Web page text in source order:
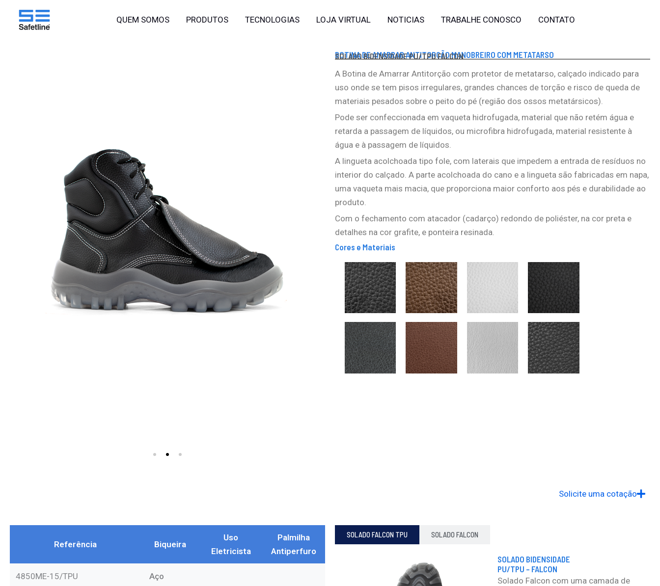
conteúdo
QUEM SOMOS PRODUTOS TECNOLOGIAS LOJA VIRTUAL NOTICIAS TRABALHE CONOSCO CONTATO
BOTINA DE AMARRAR ANTITORÇÃO MANOBREIRO COM METATARSO
SOLADO BIDENSIDADE PU/TPU FALCON
A Botina de Amarrar Antitorção com protetor de metatarso, calçado indicado para
uso onde se tem pisos irregulares, grandes chances de torção e risco de queda de
materiais pesados sobre o peito do pé (região dos ossos metatársicos).
Pode ser confeccionada em vaqueta hidrofugada, material que não retém água e
retarda a passagem de líquidos, ou microfibra hidrofugada, material resistente à
água e à passagem de líquidos.
A lingueta acolchoada tipo fole, com laterais que impedem a entrada de resíduos no
interior do calçado. A parte acolchoada do cano e a lingueta são fabricadas em napa,
uma vaqueta mais macia, que proporciona maior conforto aos pés e durabilidade ao
produto.
Com o fechamento com atacador (cadarço) redondo de poliéster, na cor preta e
detalhes na cor grafite, e ponteira resinada.
Cores e Materiais
Solicite uma cotação
Referência Biqueira
Uso
Eletricista
Palmi­lha
Antiperfuro
4850ME-15/TPU Aço
SOLADO FALCON TPU SOLADO FALCON
SOLADO BIDENSIDADE
PU/TPU – FALCON​
Solado Falcon com uma camada de